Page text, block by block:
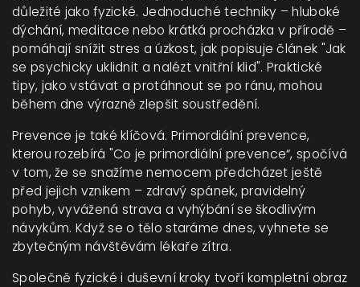
důležité jako fyzické. Jednoduché techniky – hluboké
dýchání, meditace nebo krátká procházka v přírodě –
pomáhají snížit stres a úzkost, jak popisuje článek "Jak
se psychicky uklidnit a nalézt vnitřní klid". Praktické
tipy, jako vstávat a protáhnout se po ránu, mohou
během dne výrazně zlepšit soustředění.
Prevence je také klíčová. Primordiální prevence,
kterou rozebírá "Co je primordiální prevence“, spočívá
v tom, že se snažíme nemocem předcházet ještě
před jejich vznikem – zdravý spánek, pravidelný
pohyb, vyvážená strava a vyhýbání se škodlivým
návykům. Když se o tělo staráme dnes, vyhnete se
zbytečným návštěvám lékaře zítra.
Společně fyzické i duševní kroky tvoří kompletní obraz